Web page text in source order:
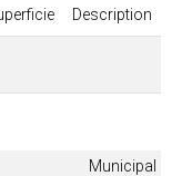
Description
Municipal